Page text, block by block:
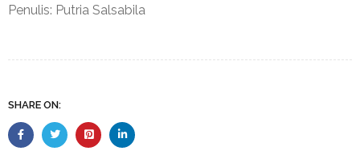
Penulis: Putria Salsabila
SHARE ON: